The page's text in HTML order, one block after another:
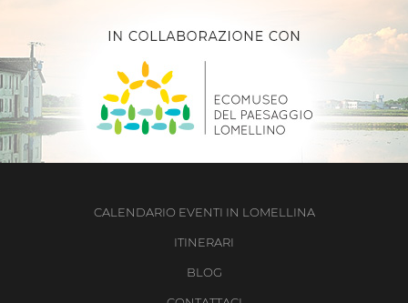
CALENDARIO EVENTI IN LOMELLINA
ITINERARI
BLOG